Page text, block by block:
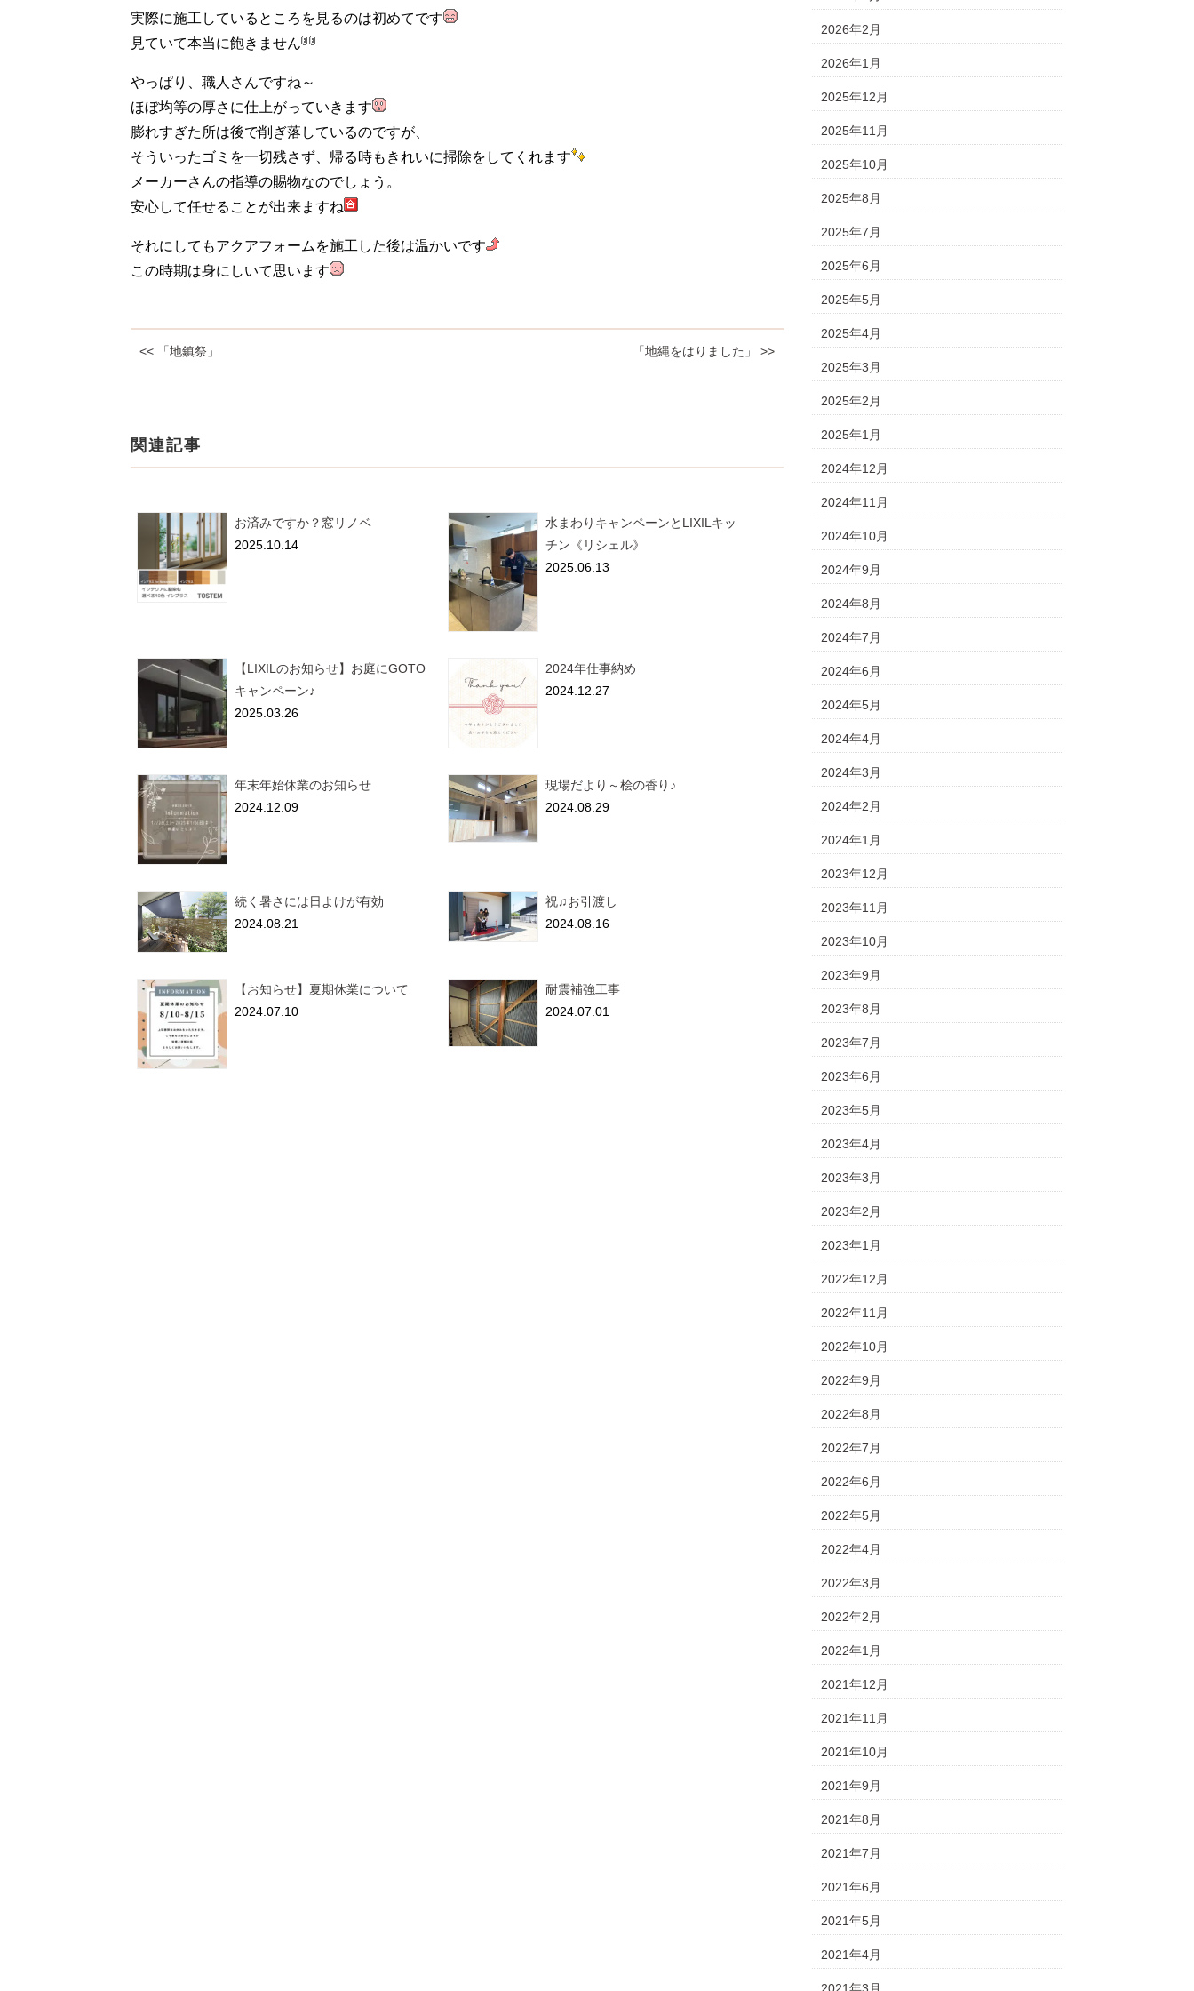
実際に施工しているところを見るのは初めてです
見ていて本当に飽きません
やっぱり、職人さんですね～
ほぼ均等の厚さに仕上がっていきます
膨れすぎた所は後で削ぎ落しているのですが、
そういったゴミを一切残さず、帰る時もきれいに掃除をしてくれます
メーカーさんの指導の賜物なのでしょう。
安心して任せることが出来ますね
それにしてもアクアフォームを施工した後は温かいです
この時期は身にしいて思います
<< 「地鎮祭」 「地縄をはりました」 >>
関連記事
お済みですか？窓リノベ
2025.10.14
水まわりキャンペーンとLIXILキッ
チン《リシェル》
2025.06.13
【LIXILのお知らせ】お庭にGOTO
キャンペーン♪
2025.03.26
2024年仕事納め
2024.12.27
年末年始休業のお知らせ
2024.12.09
現場だより～桧の香り♪
2024.08.29
続く暑さには日よけが有効
2024.08.21
祝♫お引渡し
2024.08.16
【お知らせ】夏期休業について
2024.07.10
耐震補強工事
2024.07.01
2026年2月
2026年1月
2025年12月
2025年11月
2025年10月
2025年8月
2025年7月
2025年6月
2025年5月
2025年4月
2025年3月
2025年2月
2025年1月
2024年12月
2024年11月
2024年10月
2024年9月
2024年8月
2024年7月
2024年6月
2024年5月
2024年4月
2024年3月
2024年2月
2024年1月
2023年12月
2023年11月
2023年10月
2023年9月
2023年8月
2023年7月
2023年6月
2023年5月
2023年4月
2023年3月
2023年2月
2023年1月
2022年12月
2022年11月
2022年10月
2022年9月
2022年8月
2022年7月
2022年6月
2022年5月
2022年4月
2022年3月
2022年2月
2022年1月
2021年12月
2021年11月
2021年10月
2021年9月
2021年8月
2021年7月
2021年6月
2021年5月
2021年4月